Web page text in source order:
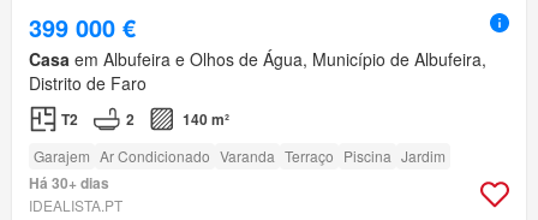
399 000 €
Casa em Albufeira e Olhos de Água, Município de Albufeira,
Distrito de Faro
T2 2 140 m²
Garajem Ar Condicionado Varanda Terraço Piscina Jardim
Há 30+ dias
IDEALISTA.PT